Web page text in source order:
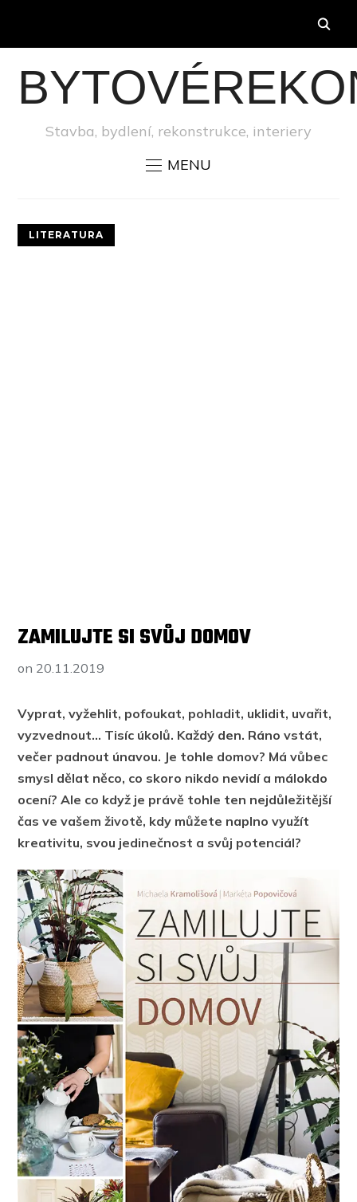
Stavba, bydlení, rekonstrukce, interiery
MENU
LITERATURA
ZAMILUJTE SI SVŮJ DOMOV
on 20.11.2019
Vyprat, vyžehlit, pofoukat, pohladit, uklidit, uvařit,
vyzvednout… Tisíc úkolů. Každý den. Ráno vstát,
večer padnout únavou. Je tohle domov? Má vůbec
smysl dělat něco, co skoro nikdo nevidí a málokdo
ocení? Ale co když je právě tohle ten nejdůležitější
čas ve vašem životě, kdy můžete naplno využít
kreativitu, svou jedinečnost a svůj potenciál?